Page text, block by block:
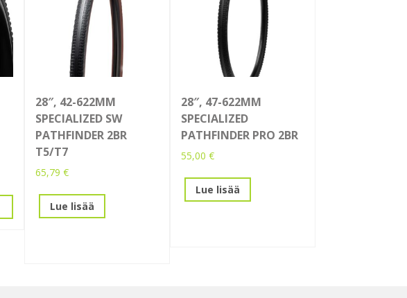
28″, 42-622MM
SPECIALIZED SW
PATHFINDER 2BR
T5/T7
65,79 €
Lue lisää
28″, 47-622MM
SPECIALIZED
PATHFINDER PRO 2BR
55,00 €
Lue lisää